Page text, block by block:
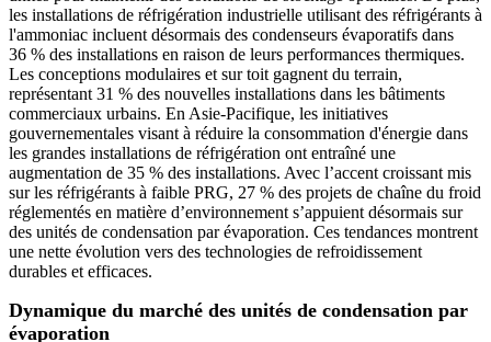
les installations de réfrigération industrielle utilisant des réfrigérants à
l'ammoniac incluent désormais des condenseurs évaporatifs dans
36 % des installations en raison de leurs performances thermiques.
Les conceptions modulaires et sur toit gagnent du terrain,
représentant 31 % des nouvelles installations dans les bâtiments
commerciaux urbains. En Asie-Pacifique, les initiatives
gouvernementales visant à réduire la consommation d'énergie dans
les grandes installations de réfrigération ont entraîné une
augmentation de 35 % des installations. Avec l’accent croissant mis
sur les réfrigérants à faible PRG, 27 % des projets de chaîne du froid
réglementés en matière d’environnement s’appuient désormais sur
des unités de condensation par évaporation. Ces tendances montrent
une nette évolution vers des technologies de refroidissement
durables et efficaces.
Dynamique du marché des unités de condensation par
évaporation